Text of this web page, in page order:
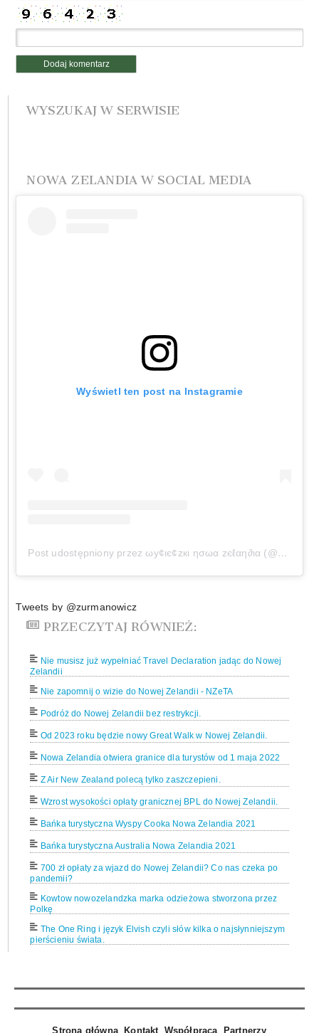
WYSZUKAJ W SERWISIE
NOWA ZELANDIA W SOCIAL MEDIA
Wyświetl ten post na Instagramie
Post udostępniony przez ωу¢ιє¢zкι ησωα zєℓαη∂ια (@wycieczkinowazelandia)
Tweets by @zurmanowicz
PRZECZYTAJ RÓWNIEŻ:
Nie musisz już wypełniać Travel Declaration jadąc do Nowej
Zelandii
Nie zapomnij o wizie do Nowej Zelandii - NZeTA
Podróż do Nowej Zelandii bez restrykcji.
Od 2023 roku będzie nowy Great Walk w Nowej Zelandii.
Nowa Zelandia otwiera granice dla turystów od 1 maja 2022
Z Air New Zealand polecą tylko zaszczepieni.
Wzrost wysokości opłaty granicznej BPL do Nowej Zelandii.
Bańka turystyczna Wyspy Cooka Nowa Zelandia 2021
Bańka turystyczna Australia Nowa Zelandia 2021
700 zł opłaty za wjazd do Nowej Zelandii? Co nas czeka po
pandemii?
Kowtow nowozelandzka marka odzieżowa stworzona przez
Polkę
The One Ring i język Elvish czyli słów kilka o najsłynniejszym
pierścieniu świata.
w okolicach Franz Josef w Nowej Zelandii.
Rzeka Waiho zmyła most w okolicy Franz Josef. Drogi
Strona główna Kontakt Współpraca Partnerzy